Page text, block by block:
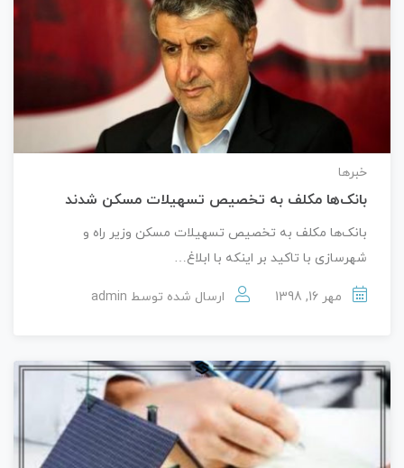
خبرها
بانک‌ها مکلف به تخصیص تسهیلات مسکن شدند
بانک‌ها مکلف به تخصیص تسهیلات مسکن وزیر راه و
شهرسازی با تاکید بر اینکه با ابلاغ…
مهر 16, 1398 ارسال شده توسط admin